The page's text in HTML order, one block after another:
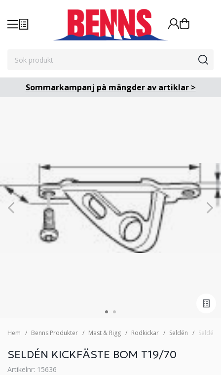
Sommarkampanj på mängder av artiklar >
Hem Benns Produkter Mast & Rigg Rodkickar Seldén Seldén
SELDÉN KICKFÄSTE BOM T19/70
Artikelnr: 15636